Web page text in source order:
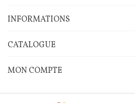
INFORMATIONS
CATALOGUE
MON COMPTE